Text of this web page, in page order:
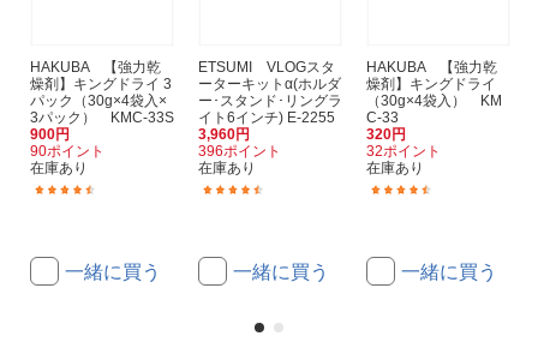
HAKUBA 【強力乾
燥剤】キングドライ 3
パック（30g×4袋入×
3パック） KMC-33S
900円
90ポイント
在庫あり
一緒に買う
ETSUMI VLOGスタ
ーターキットα(ホルダ
ー･スタンド･リングラ
イト6インチ) E-2255
3,960円
396ポイント
在庫あり
一緒に買う
HAKUBA 【強力乾
燥剤】キングドライ
（30g×4袋入） KM
C-33
320円
32ポイント
在庫あり
一緒に買う